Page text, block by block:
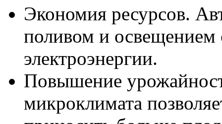
Экономия ресурсов.
поливом и освещением
электроэнергии.
Повышение
микроклимата